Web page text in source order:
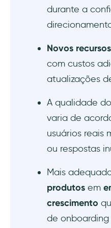
durante a
Novos recursos
com custos
atualizações
A qualidade do
varia de
usuários reais
ou respostas
Mais
produtos em
crescimento
de